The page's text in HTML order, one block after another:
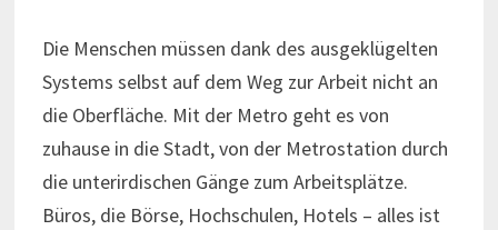
Die Menschen müssen dank des ausgeklügelten
Systems selbst auf dem Weg zur Arbeit nicht an
die Oberfläche. Mit der Metro geht es von
zuhause in die Stadt, von der Metrostation durch
die unterirdischen Gänge zum Arbeitsplätze.
Büros, die Börse, Hochschulen, Hotels – alles ist